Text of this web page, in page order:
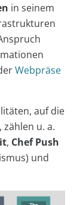
in seinem
Webpräse
auf die
u. a.
, Chef Push
und